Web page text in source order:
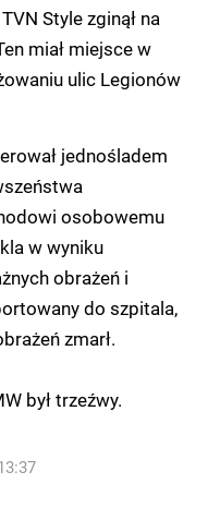
Style zginął na
miał miejsce w
ulic Legionów
jednośladem
osobowemu
w wyniku
obrażeń i
do szpitala,
zmarł.
był trzeźwy.